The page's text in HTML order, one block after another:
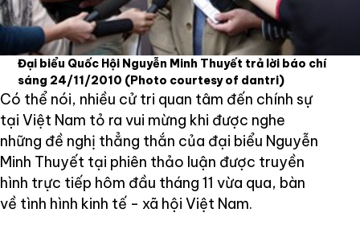
Đại biểu Quốc Hội Nguyễn Minh Thuyết trả lời báo chí
sáng 24/11/2010 (Photo courtesy of dantri)
Có thể nói, nhiều cử tri quan tâm đến chính sự
tại Việt Nam tỏ ra vui mừng khi được nghe
những đề nghị thẳng thắn của đại biểu Nguyễn
Minh Thuyết tại phiên thảo luận được truyền
hình trực tiếp hôm đầu tháng 11 vừa qua, bàn
về tình hình kinh tế - xã hội Việt Nam.